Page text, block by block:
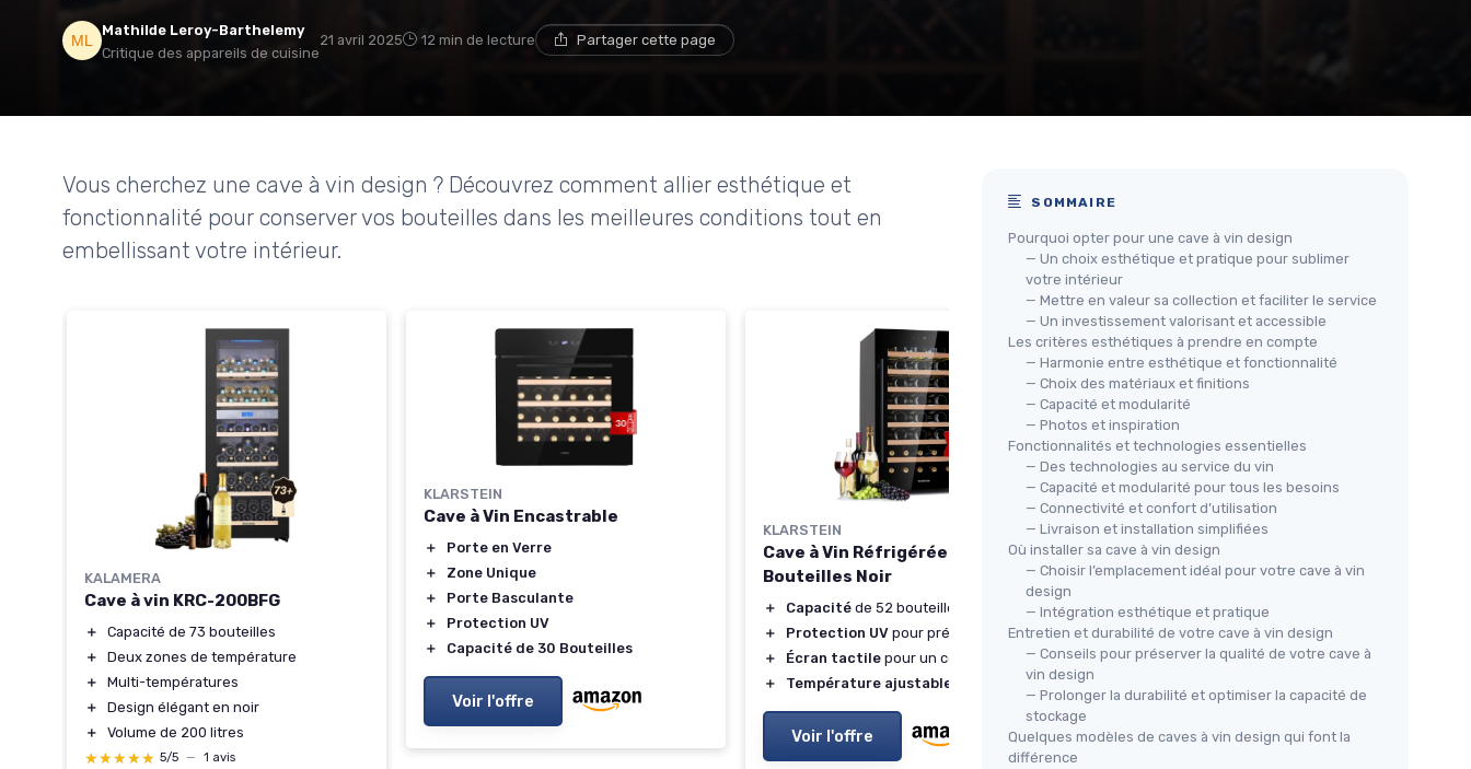
Mathilde Leroy-Barthelemy
Critique des appareils de cuisine
21 avril 2025 12 min de lecture Partager cette page
Vous cherchez une cave à vin design ? Découvrez comment allier esthétique et
fonctionnalité pour conserver vos bouteilles dans les meilleures conditions tout en
embellissant votre intérieur.
KALAMERA
Cave à vin KRC-200BFG
＋
Capacité de 73 bouteilles
＋
Deux zones de température
＋
Multi-températures
＋
Design élégant en noir
＋
Volume de 200 litres
★★★★★
★★★★★ 5/5 — 1 avis
KLARSTEIN
Cave à Vin Encastrable
＋
Porte en Verre
＋
Zone Unique
＋
Porte Basculante
＋
Protection UV
＋
Capacité de 30 Bouteilles
Voir l'offre
KLARSTEIN
Cave à Vin Réfrigérée 52
Bouteilles Noir
＋ Capacité de 52 bouteilles
＋
Protection UV pour préserver le vin
＋
Écran tactile pour un contrôle facile
＋
Température ajustable
Voir l'offre
KALAMERA
＋ Capacité de 73 bouteilles
＋ Deux zones de température
Design élégant en noir
＋
Volume de 200 litres
SOMMAIRE
Pourquoi opter pour une cave à vin design
— Un choix esthétique et pratique pour sublimer
votre intérieur
— Mettre en valeur sa collection et faciliter le service
— Un investissement valorisant et accessible
Les critères esthétiques à prendre en compte
— Harmonie entre esthétique et fonctionnalité
— Choix des matériaux et finitions
— Capacité et modularité
— Photos et inspiration
Fonctionnalités et technologies essentielles
— Des technologies au service du vin
— Capacité et modularité pour tous les besoins
— Connectivité et confort d’utilisation
— Livraison et installation simplifiées
Où installer sa cave à vin design
— Choisir l’emplacement idéal pour votre cave à vin
design
— Intégration esthétique et pratique
Entretien et durabilité de votre cave à vin design
— Conseils pour préserver la qualité de votre cave à
vin design
— Prolonger la durabilité et optimiser la capacité de
stockage
Quelques modèles de caves à vin design qui font la
différence